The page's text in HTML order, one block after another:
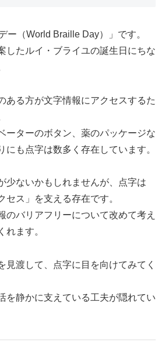
ー（World Braille Day）」です。
したルイ・ブライユの誕生日にちな
ある方が文字情報にアクセスするた
ーターのボタン、薬のパッケージな
にも点字は数多く存在しています。
少ないかもしれませんが、点字は
セス」を支える存在です。
のバリアフリーについて改めて考え
れます。
見渡して、点字に目を向けてみてく
を静かに支えている工夫が隠れてい